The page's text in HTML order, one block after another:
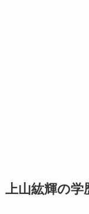
上山紘輝の学